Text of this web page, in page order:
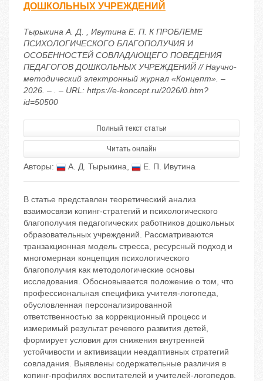
ДОШКОЛЬНЫХ УЧРЕЖДЕНИЙ
Тырыкина А. Д. , Ивутина Е. П. К ПРОБЛЕМЕ
ПСИХОЛОГИЧЕСКОГО БЛАГОПОЛУЧИЯ И
ОСОБЕННОСТЕЙ СОВЛАДАЮЩЕГО ПОВЕДЕНИЯ
ПЕДАГОГОВ ДОШКОЛЬНЫХ УЧРЕЖДЕНИЙ // Научно-
методический электронный журнал «Концепт». –
2026. – . – URL: https://e-koncept.ru/2026/0.htm?
id=50500
Полный текст статьи
Читать онлайн
Авторы: А. Д. Тырыкина, Е. П. Ивутина
В статье представлен теоретический анализ
взаимосвязи копинг-стратегий и психологического
благополучия педагогических работников дошкольных
образовательных учреждений. Рассматриваются
транзакционная модель стресса, ресурсный подход и
многомерная концепция психологического
благополучия как методологические основы
исследования. Обосновывается положение о том, что
профессиональная специфика учителя-логопеда,
обусловленная персонализированной
ответственностью за коррекционный процесс и
измеримый результат речевого развития детей,
формирует условия для снижения внутренней
устойчивости и активизации неадаптивных стратегий
совладания. Выявлены содержательные различия в
копинг-профилях воспитателей и учителей-логопедов.